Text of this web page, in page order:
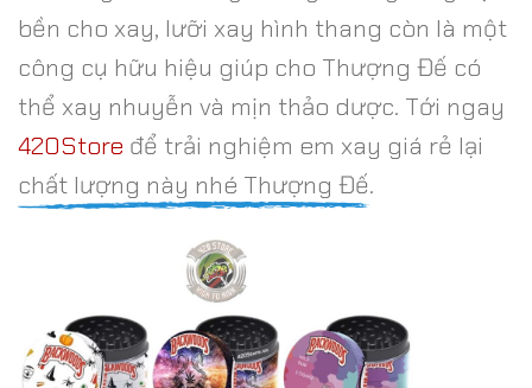
bền cho xay, lưỡi xay hình thang còn là một
công cụ hữu hiệu giúp cho Thượng Đế có
thể xay nhuyễn và mịn thảo dược. Tới ngay
420Store để trải nghiệm em xay giá rẻ lại
chất lượng này nhé Thượng Đế.